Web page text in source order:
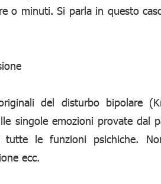
o minuti. Si parla in questo
del disturbo bipolare
singole emozioni provate dal
tutte le funzioni psichiche.
ecc.